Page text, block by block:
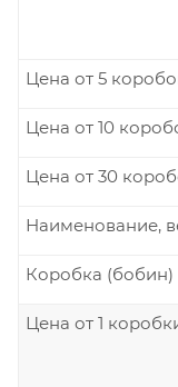
Коробка (бобин)